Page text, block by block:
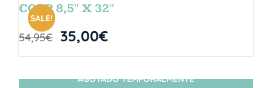
SALE!
CORP 8,5″ X 32″
54,95€ 35,00€
AGOTADO TEMPORALMENTE